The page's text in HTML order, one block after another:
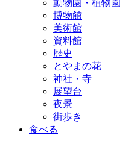
動物園・植物園
博物館
美術館
資料館
歴史
とやまの花
神社・寺
展望台
夜景
街歩き
食べる